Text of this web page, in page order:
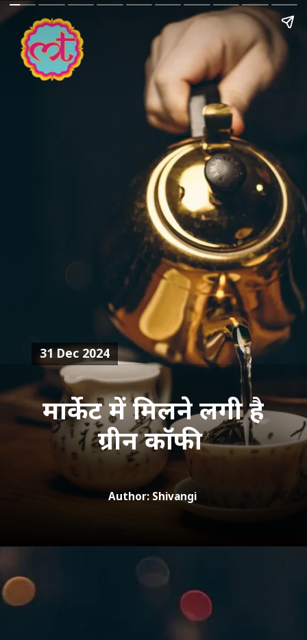
मार्केट में मिलने लगी है
ग्रीन कॉफी
31 Dec 2024
Author: Shivangi